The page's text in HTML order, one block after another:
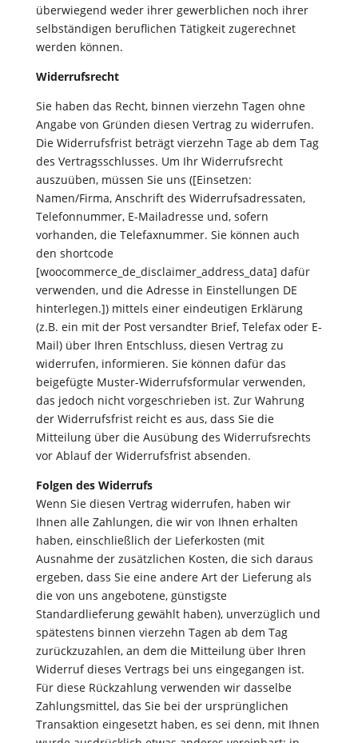
überwiegend weder ihrer gewerblichen noch ihrer
selbständigen beruflichen Tätigkeit zugerechnet
werden können.
Widerrufsrecht
Sie haben das Recht, binnen vierzehn Tagen ohne
Angabe von Gründen diesen Vertrag zu widerrufen.
Die Widerrufsfrist beträgt vierzehn Tage ab dem Tag
des Vertragsschlusses. Um Ihr Widerrufsrecht
auszuüben, müssen Sie uns ([Einsetzen:
Namen/Firma, Anschrift des Widerrufsadressaten,
Telefonnummer, E-Mailadresse und, sofern
vorhanden, die Telefaxnummer. Sie können auch
den shortcode
[woocommerce_de_disclaimer_address_data] dafür
verwenden, und die Adresse in Einstellungen DE
hinterlegen.]) mittels einer eindeutigen Erklärung
(z.B. ein mit der Post versandter Brief, Telefax oder E-
Mail) über Ihren Entschluss, diesen Vertrag zu
widerrufen, informieren. Sie können dafür das
beigefügte Muster-Widerrufsformular verwenden,
das jedoch nicht vorgeschrieben ist. Zur Wahrung
der Widerrufsfrist reicht es aus, dass Sie die
Mitteilung über die Ausübung des Widerrufsrechts
vor Ablauf der Widerrufsfrist absenden.
Folgen des Widerrufs
Wenn Sie diesen Vertrag widerrufen, haben wir
Ihnen alle Zahlungen, die wir von Ihnen erhalten
haben, einschließlich der Lieferkosten (mit
Ausnahme der zusätzlichen Kosten, die sich daraus
ergeben, dass Sie eine andere Art der Lieferung als
die von uns angebotene, günstigste
Standardlieferung gewählt haben), unverzüglich und
spätestens binnen vierzehn Tagen ab dem Tag
zurückzuzahlen, an dem die Mitteilung über Ihren
Widerruf dieses Vertrags bei uns eingegangen ist.
Für diese Rückzahlung verwenden wir dasselbe
Zahlungsmittel, das Sie bei der ursprünglichen
Transaktion eingesetzt haben, es sei denn, mit Ihnen